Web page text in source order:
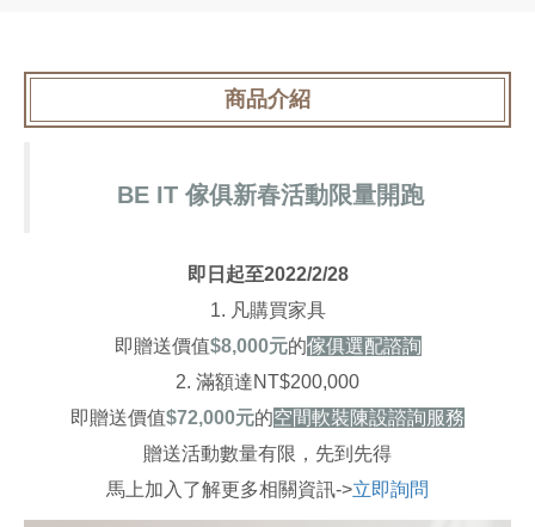
I
商品介紹
BE IT 傢俱新春活動限量開跑
即日起至2022/2/28
1. 凡購買家具
即贈送價值$8,000元的傢俱選配諮詢
2. 滿額達NT$200,000
即贈送價值$72,000元的空間軟裝陳設諮詢服務
贈送活動數量有限，先到先得
馬上加入了解更多相關資訊->立即詢問